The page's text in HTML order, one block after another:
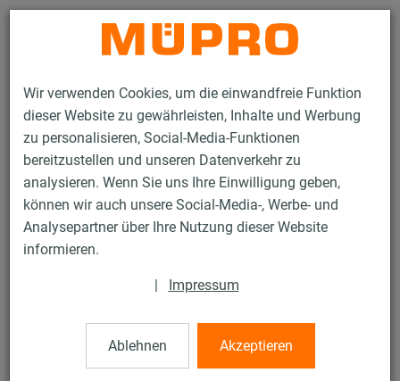
Wir verwenden Cookies, um die einwandfreie Funktion
dieser Website zu gewährleisten, Inhalte und Werbung
zu personalisieren, Social-Media-Funktionen
bereitzustellen und unseren Datenverkehr zu
analysieren. Wenn Sie uns Ihre Einwilligung geben,
können wir auch unsere Social-Media-, Werbe- und
Analysepartner über Ihre Nutzung dieser Website
informieren.
| Impressum
Ablehnen Akzeptieren
Kontakt
Produkte Befestigungstechnik
Rohrschellen
MypoCool ISO-Schalen RG 80
MypoCool ISO-Schalen RG 80
ISO-SCHALE KAUTSCHUK RA 48 mm, ISO 19-26 mm